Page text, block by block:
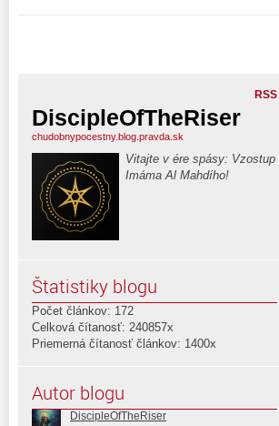
RSS
DiscipleOfTheRiser
chudobnypocestny.blog.pravda.sk
Vitajte v ére spásy: Vzostup
Imáma Al Mahdího!
Štatistiky blogu
Počet článkov: 172
Celková čítanosť: 240857x
Priemerná čítanosť článkov: 1400x
Autor blogu
DiscipleOfTheRiser